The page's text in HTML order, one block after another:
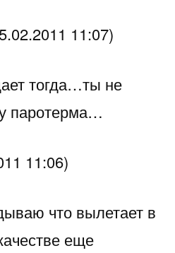
11:07)
тогда…ты не
паротерма…
11:06)
что вылетает в
еще